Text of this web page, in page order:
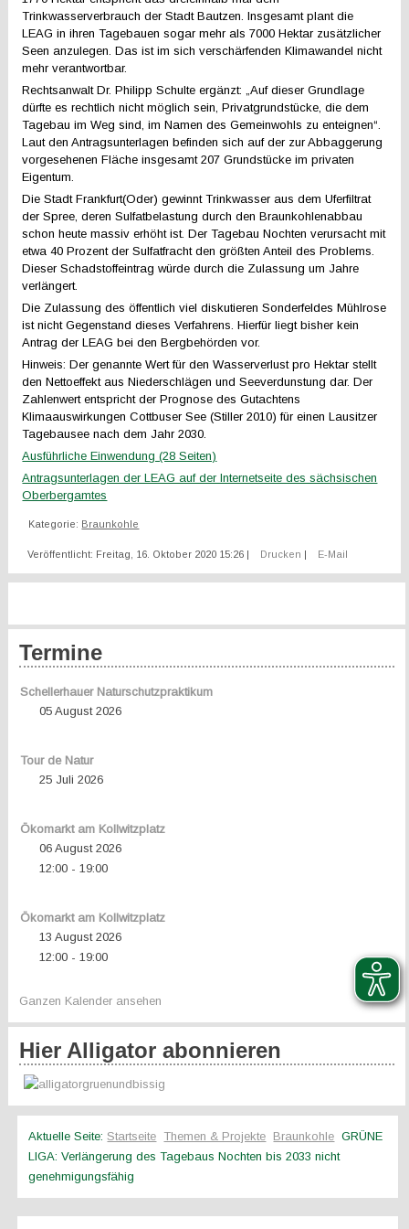
Trinkwasserverbrauch der Stadt Bautzen. Insgesamt plant die
LEAG in ihren Tagebauen sogar mehr als 7000 Hektar zusätzlicher
Seen anzulegen. Das ist im sich verschärfenden Klimawandel nicht
mehr verantwortbar.
Rechtsanwalt Dr. Philipp Schulte ergänzt: „Auf dieser Grundlage
dürfte es rechtlich nicht möglich sein, Privatgrundstücke, die dem
Tagebau im Weg sind, im Namen des Gemeinwohls zu enteignen“.
Laut den Antragsunterlagen befinden sich auf der zur Abbaggerung
vorgesehenen Fläche insgesamt 207 Grundstücke im privaten
Eigentum.
Die Stadt Frankfurt(Oder) gewinnt Trinkwasser aus dem Uferfiltrat
der Spree, deren Sulfatbelastung durch den Braunkohlenabbau
schon heute massiv erhöht ist. Der Tagebau Nochten verursacht mit
etwa 40 Prozent der Sulfatfracht den größten Anteil des Problems.
Dieser Schadstoffeintrag würde durch die Zulassung um Jahre
verlängert.
Die Zulassung des öffentlich viel diskutieren Sonderfeldes Mühlrose
ist nicht Gegenstand dieses Verfahrens. Hierfür liegt bisher kein
Antrag der LEAG bei den Bergbehörden vor.
Hinweis: Der genannte Wert für den Wasserverlust pro Hektar stellt
den Nettoeffekt aus Niederschlägen und Seeverdunstung dar. Der
Zahlenwert entspricht der Prognose des Gutachtens
Klimaauswirkungen Cottbuser See (Stiller 2010) für einen Lausitzer
Tagebausee nach dem Jahr 2030.
Ausführliche Einwendung (28 Seiten)
Antragsunterlagen der LEAG auf der Internetseite des sächsischen
Oberbergamtes
Kategorie: Braunkohle
Veröffentlicht: Freitag, 16. Oktober 2020 15:26 | Drucken | E-Mail
Termine
Schellerhauer Naturschutzpraktikum
05 August 2026
Tour de Natur
25 Juli 2026
Ökomarkt am Kollwitzplatz
06 August 2026
12:00- 19:00
Ökomarkt am Kollwitzplatz
13 August 2026
12:00- 19:00
Ganzen Kalender ansehen
Hier Alligator abonnieren
Aktuelle Seite:Startseite Themen & Projekte Braunkohle GRÜNE
LIGA: Verlängerung des Tagebaus Nochten bis 2033 nicht
genehmigungsfähig